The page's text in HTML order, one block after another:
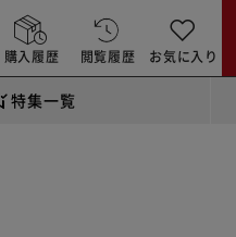
購入履歴 閲覧履歴 お気に入り
特集一覧